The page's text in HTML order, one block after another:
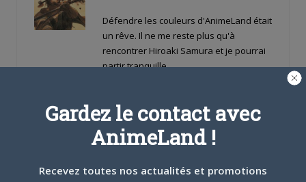
Défendre les couleurs d'AnimeLand était
un rêve. Il ne me reste plus qu'à
rencontrer Hiroaki Samura et je pourrai
partir tranquille.
Gardez le contact avec
AnimeLand !
Recevez toutes nos actualités et promotions